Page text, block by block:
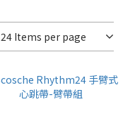
24 Items per page